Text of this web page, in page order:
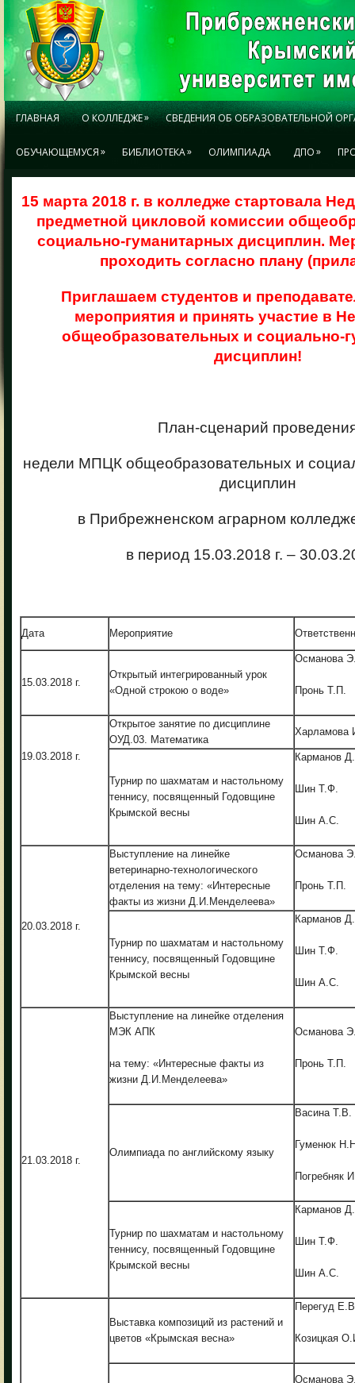
ГЛАВНАЯ О КОЛЛЕДЖЕ» СВЕДЕНИЯ ОБ ОБРАЗОВАТЕЛЬНОЙ
ОБУЧАЮЩЕМУСЯ» БИБЛИОТЕКА» ОЛИМПИАДА ДПО»
15 марта 2018 г. в колледже стартовала
предметной цикловой комиссии
социально-гуманитарных дисциплин.
проходить согласно плану
Приглашаем студентов и
мероприятия и принять участие в
общеобразовательных и социально-
дисциплин!
План-сценарий
недели МПЦК общеобразовательных и
дисциплин
в Прибрежненском аграрном
в период 15.03.2018 г. –
Дата Мероприятие
15.03.2018 г.
Открытый интегрированный урок
«Одной строкою о воде»
Османова
Пронь Т.П.
19.03.2018 г.
Открытое занятие по дисциплине
ОУД.03. Математика
Харламова
Турнир по шахматам и настольному
теннису, посвященный Годовщине
Крымской весны
Карманов
Шин Т.Ф.
Шин А.С.
20.03.2018 г.
Выступление на линейке
ветеринарно-технологического
отделения на тему: «Интересные
факты из жизни Д.И.Менделеева»
Османова
Пронь Т.П.
Турнир по шахматам и настольному
теннису, посвященный Годовщине
Крымской весны
Карманов
Шин Т.Ф.
Шин А.С.
21.03.2018 г.
Выступление на линейке отделения
МЭК АПК
на тему: «Интересные факты из
жизни Д.И.Менделеева»
Османова
Пронь Т.П.
Олимпиада по английскому языку
Васина Т.В.
Гуменюк
Погребняк
Турнир по шахматам и настольному
теннису, посвященный Годовщине
Крымской весны
Карманов
Шин Т.Ф.
Шин А.С.
Выставка композиций из растений и
цветов «Крымская весна»
Перегуд
Козицкая
Османова